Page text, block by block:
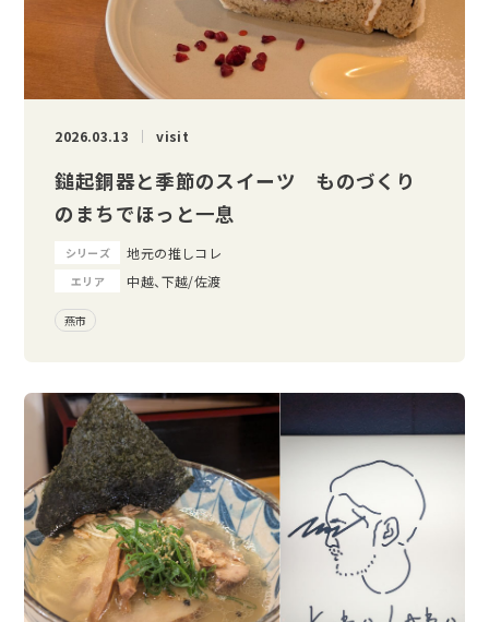
2026.03.13 visit
鎚起銅器と季節のスイーツ ものづくり
のまちでほっと一息
シリーズ 地元の推しコレ
エリア 中越、下越/佐渡
燕市